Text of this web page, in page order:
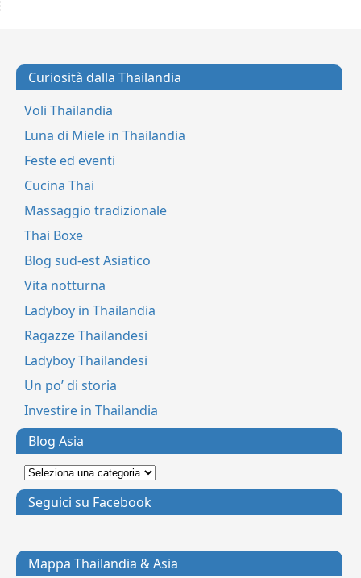
Curiosità dalla Thailandia
Voli Thailandia
Luna di Miele in Thailandia
Feste ed eventi
Cucina Thai
Massaggio tradizionale
Thai Boxe
Blog sud-est Asiatico
Vita notturna
Ladyboy in Thailandia
Ragazze Thailandesi
Ladyboy Thailandesi
Un po’ di storia
Investire in Thailandia
Blog Asia
Seguici su Facebook
Mappa Thailandia & Asia